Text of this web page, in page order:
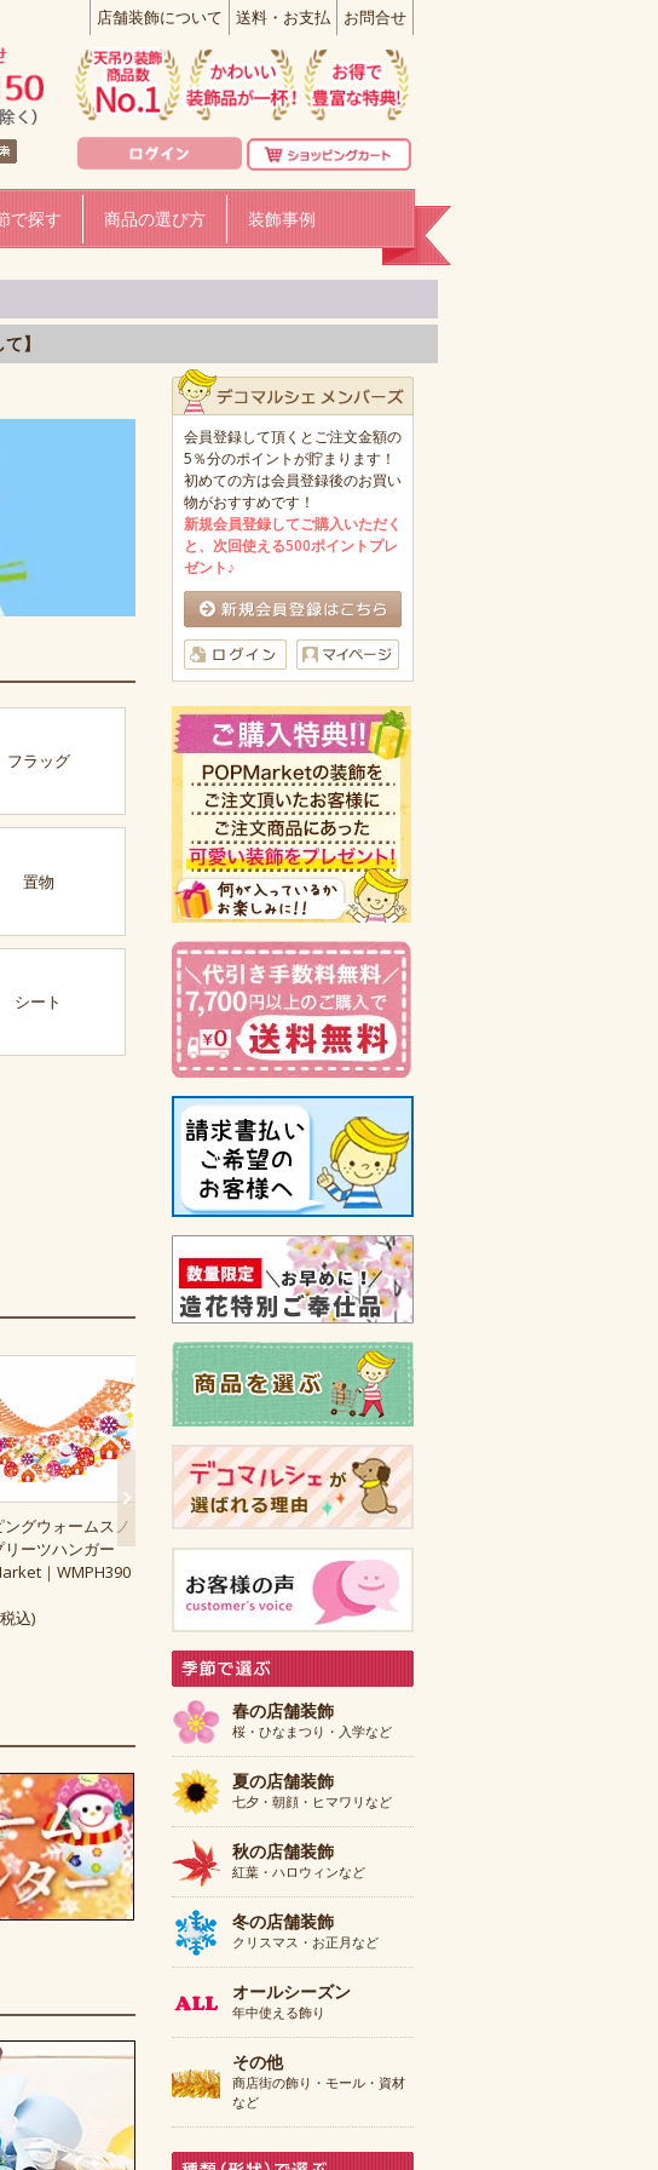
店舗装飾について 送料・お支払 お問合せ
で探す 商品の選び方 装飾事例
】
フラッグ
置物
シート
グウォームスノ
リーツハンガー
｜WMPH390
込)
ウォームモコモコスノーマ
ンガーランド【POPMarket
｜WMGL4317】
1,300円(税込)
ウォームモコモコスノーマ
ン2段センター【POPMark
et｜WMNC4318】
1,750円(税込)
会員登録して頂くとご注文金額の
5％分のポイントが貯まります！
初めての方は会員登録後のお買い
物がおすすめです！
新規会員登録してご購入いただく
と、次回使える500ポイントプレ
ゼント♪
春の店舗装飾
桜・ひなまつり・入学など
夏の店舗装飾
七夕・朝顔・ヒマワリなど
秋の店舗装飾
紅葉・ハロウィンなど
冬の店舗装飾
クリスマス・お正月など
オールシーズン
年中使える飾り
その他
商店街の飾り・モール・資材
など